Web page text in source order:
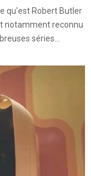
qu'est Robert Butler
notamment reconnu
séries...